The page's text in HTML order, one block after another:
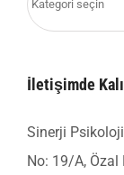
İletişimde
Sinerji
No: 19/A, Özal